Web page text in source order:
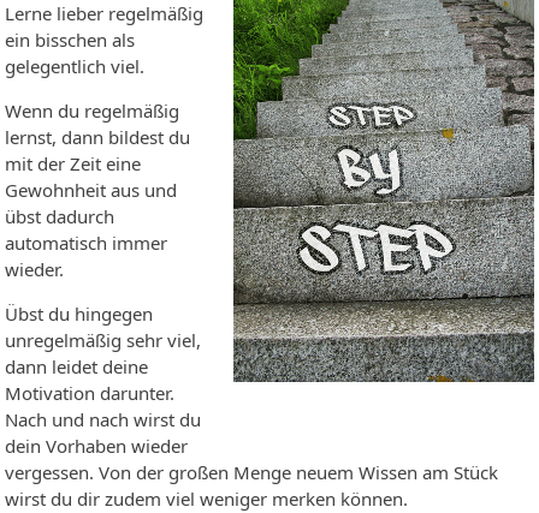
Lerne lieber regelmäßig
ein bisschen als
gelegentlich viel.
Wenn du regelmäßig
lernst, dann bildest du
mit der Zeit eine
Gewohnheit aus und
übst dadurch
automatisch immer
wieder.
Übst du hingegen
unregelmäßig sehr viel,
dann leidet deine
Motivation darunter.
Nach und nach wirst du
dein Vorhaben wieder
vergessen. Von der großen Menge neuem Wissen am Stück
wirst du dir zudem viel weniger merken können.